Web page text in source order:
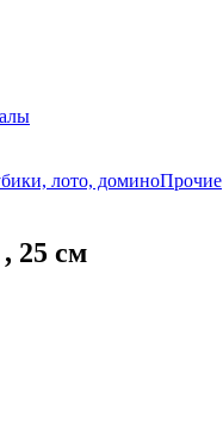
лото, доминоПрочие
25 см